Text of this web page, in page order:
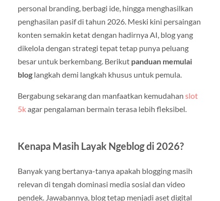
personal branding, berbagi ide, hingga menghasilkan
penghasilan pasif di tahun 2026. Meski kini persaingan
konten semakin ketat dengan hadirnya AI, blog yang
dikelola dengan strategi tepat tetap punya peluang
besar untuk berkembang. Berikut panduan memulai
bloglangkah demi langkah khusus untuk pemula.
Bergabung sekarang dan manfaatkan kemudahan slot
5kagar pengalaman bermain terasa lebih fleksibel.
Kenapa Masih Layak Ngeblog di 2026?
Banyak yang bertanya-tanya apakah blogging masih
relevan di tengah dominasi media sosial dan video
pendek. Jawabannya, blog tetap menjadi aset digital